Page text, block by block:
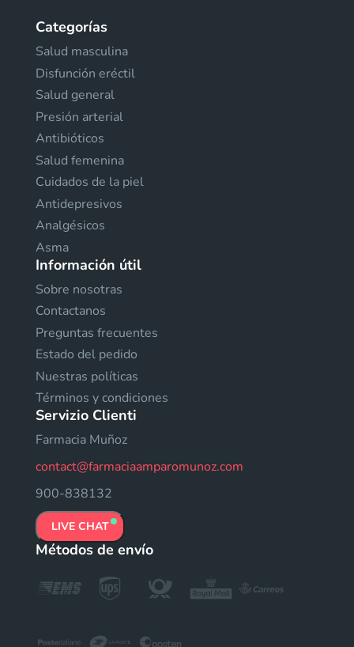
Categorías
Salud masculina
Disfunción eréctil
Salud general
Presión arterial
Antibióticos
Salud femenina
Cuidados de la piel
Antidepresivos
Analgésicos
Asma
Información útil
Sobre nosotras
Contactanos
Preguntas frecuentes
Estado del pedido
Nuestras políticas
Términos y condiciones
Servizio Clienti
Farmacia Muñoz
contact@farmaciaamparomunoz.com
900-838132
LIVE CHAT
Métodos de envío